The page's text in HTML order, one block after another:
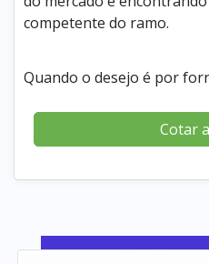
competente do ramo.
Quando o desejo é por
Cotar